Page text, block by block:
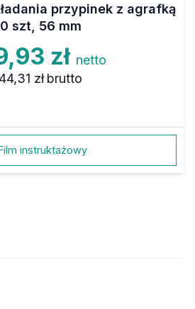
przypinek z agrafką
szt, 56 mm
zł netto
zł brutto
instruktażowy